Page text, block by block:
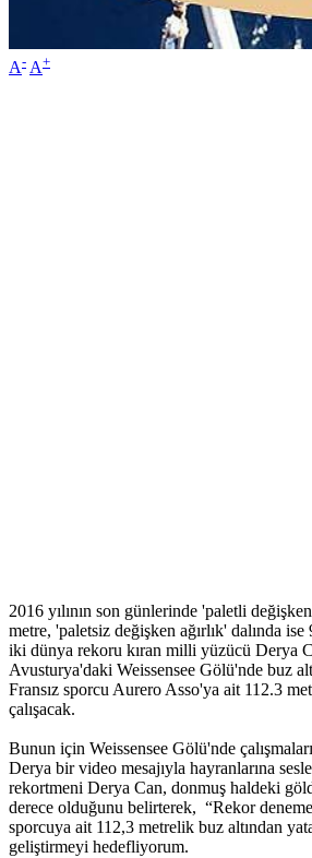
A- A+
2016 yılının son günlerinde 'paletli değişken
metre, 'paletsiz değişken ağırlık' dalında
iki dünya rekoru kıran milli yüzücü Derya
Avusturya'daki Weissensee Gölü'nde buz
Fransız sporcu Aurero Asso'ya ait 112.3
çalışacak.
Bunun için Weissensee Gölü'nde
Derya bir video mesajıyla hayranlarına
rekortmeni Derya Can, donmuş haldeki
derece olduğunu belirterek, “Rekor
sporcuya ait 112,3 metrelik buz altından
geliştirmeyi hedefliyorum.